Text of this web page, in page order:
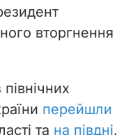
вторгнення
перейшли
та на півдні.